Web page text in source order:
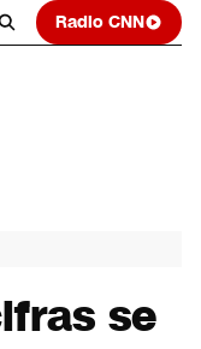
Radio CNN
se